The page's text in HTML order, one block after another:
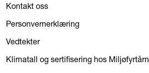
Kontakt oss
Personvernerklæring
Vedtekter
Klimatall og sertifisering hos Miljøfyrtårn